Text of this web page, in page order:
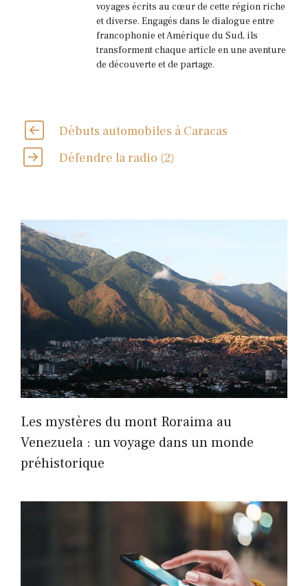
voyages écrits au cœur de cette région riche
et diverse. Engagés dans le dialogue entre
francophonie et Amérique du Sud, ils
transforment chaque article en une aventure
de découverte et de partage.
Débuts automobiles à Caracas
Défendre la radio (2)
Les mystères du mont Roraima au
Venezuela : un voyage dans un monde
préhistorique